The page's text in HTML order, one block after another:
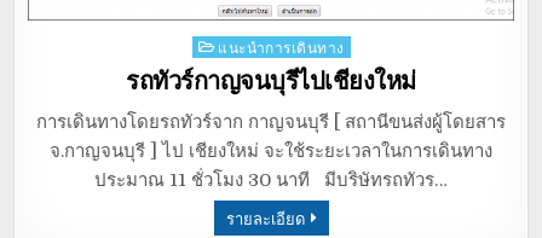
Posted
in
แนะนำการเดินทาง
รถทัวร์กาญจนบุรีไปเชียงใหม่
การเดินทางโดยรถทัวร์จาก กาญจนบุรี [ สถานีขนส่งผู้โดยสาร
จ.กาญจนบุรี ] ไป เชียงใหม่ จะใช้ระยะเวลาในการเดินทาง
ประมาณ 11 ชั่วโมง 30 นาที มีบริษัทรถทัวร…
รายละเอียด